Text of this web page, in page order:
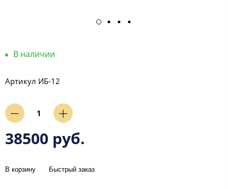
В наличии
Артикул ИБ-12
38500 руб.
В корзину Быстрый заказ